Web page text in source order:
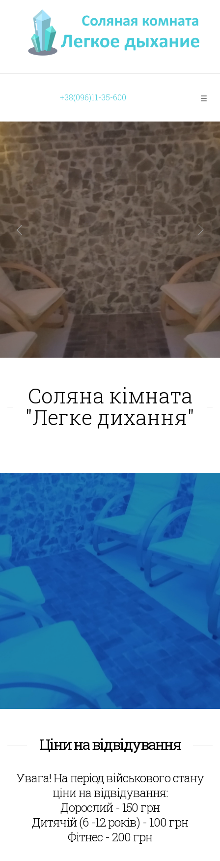
+38(096)11-35-600
Соляна кімната
"Легке дихання"
Ціни на відвідування
Увага! На період військового стану
ціни на відвідування:
Дорослий - 150 грн
Дитячій (6 -12 років) - 100 грн
Фітнес - 200 грн